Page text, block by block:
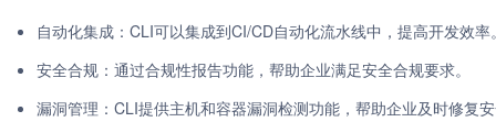
自动化集成：CLI可以集成到CI/CD自动化流水线中，提高开发效率
安全合规：通过合规性报告功能，帮助企业满足安全合规要求。
漏洞管理：CLI提供主机和容器漏洞检测功能，帮助企业及时修复